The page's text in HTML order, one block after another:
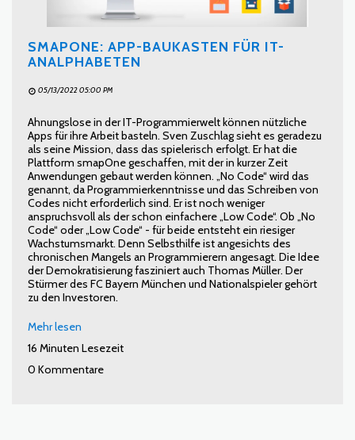
SMAPONE: APP-BAUKASTEN FÜR IT-
ANALPHABETEN
05/13/2022 05:00 PM
Ahnungslose in der IT-Programmierwelt können nützliche
Apps für ihre Arbeit basteln. Sven Zuschlag sieht es geradezu
als seine Mission, dass das spielerisch erfolgt. Er hat die
Plattform smapOne geschaffen, mit der in kurzer Zeit
Anwendungen gebaut werden können. „No Code“ wird das
genannt, da Programmierkenntnisse und das Schreiben von
Codes nicht erforderlich sind. Er ist noch weniger
anspruchsvoll als der schon einfachere „Low Code“. Ob „No
Code“ oder „Low Code“ - für beide entsteht ein riesiger
Wachstumsmarkt. Denn Selbsthilfe ist angesichts des
chronischen Mangels an Programmierern angesagt. Die Idee
der Demokratisierung fasziniert auch Thomas Müller. Der
Stürmer des FC Bayern München und Nationalspieler gehört
zu den Investoren.
Mehr lesen
16 Minuten Lesezeit
0 Kommentare